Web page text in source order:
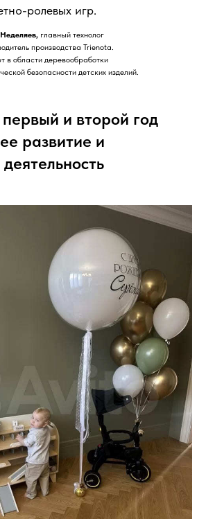
ролевых игр.
главный технолог
производства Trienota.
в области деревообработки
безопасности детских изделий.
и второй год
развитие и